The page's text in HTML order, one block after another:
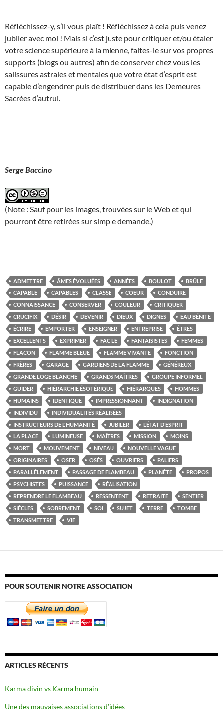
Réfléchissez-y, s’il vous plaît ! Réfléchissez à cela puis venez
jubiler avec moi ! Mais si c’est juste pour critiquer et/ou étaler
votre science supérieure à la mienne, faites-le sur vos propres
supports (blogs ou autres) afin de conserver chez vous les
salissures astrales et mentales que votre état d’esprit est
capable d’engendrer puis de distribuer dans les Demeures
Sacrées d’autrui.
Serge Baccino
(Note : Sauf pour les images, trouvées sur le Web et qui
pourront être retirées sur simple demande.)
ADMETTRE ÂMES ÉVOLUÉES ANNÉES BOULOT
BRÛLE
CAPABLE
CAPABLES CLASSE COEUR
CONDUIRE
CONNAISSANCE
CONSERVER COULEUR
CRITIQUER
CRUCIFIX
DÉSIR DEVENIR DIEUX DIGNES
EAU BÉNITE
ÉCRIRE
EMPORTER ENSEIGNER ENTREPRISE
ÊTRES
EXCELLENTS
EXPRIMER FACILE FANTAISISTES
FEMMES
FLACON
FLAMME BLEUE FLAMME VIVANTE
FONCTION
FRÈRES
GARAGE GARDIENS DE LA FLAMME
GÉNÉREUX
GRANDE LOGE BLANCHE
GRANDS MAÎTRES
GROUPE INFORMEL
GUIDER
HIÉRARCHIE ÉSOTÉRIQUE HIÉRARQUES
HOMMES
HUMAINS
IDENTIQUE IMPRESSIONNANT
INDIGNATION
INDIVIDU
INDIVIDUALITÉS RÉALISÉES
INSTRUCTEURS DE L'HUMANITÉ
JUBILER
L’ÉTAT D’ESPRIT
LA PLACE
LUMINEUSE MAÎTRES MISSION
MOINS
MORT
MOUVEMENT NIVEAU
NOUVELLE VAGUE
ORIGINAIRES
OSER OSÉS OUVRIERS
PALIERS
PARALLÈLEMENT
PASSAGE DE FLAMBEAU PLANÈTE
PROPOS
PSYCHISTES
PUISSANCE
RÉALISATION
REPRENDRE LE FLAMBEAU
RESSENTENT RETRAITE
SENTIER
SIÈCLES
SOBREMENT SOI SUJET TERRE
TOMBE
TRANSMETTRE
VIE
POUR SOUTENIR NOTRE ASSOCIATION
ARTICLES RÉCENTS
Karma divin vs Karma humain
Une des mauvaises associations d’idées